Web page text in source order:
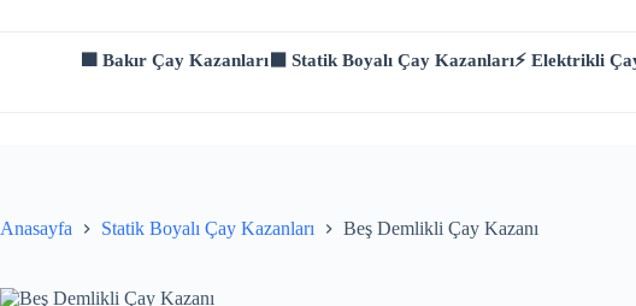
🟫 Bakır Çay Kazanları⬛ Statik Boyalı Çay Kazanları⚡ Elektrikli
Anasayfa Statik Boyalı Çay Kazanları Beş Demlikli Çay Kazanı